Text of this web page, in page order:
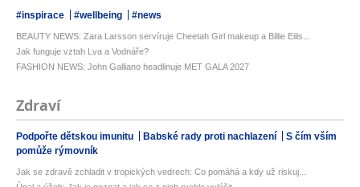
#inspirace #wellbeing #news
BEAUTY NEWS: Zara Larsson servíruje Cheetah Girl makeup a Billie Eilis...
Jak funguje vztah Lva a Vodnáře?
FASHION NEWS: John Galliano headlinuje MET GALA 2027
Zdraví
Podpořte dětskou imunitu Babské rady proti nachlazení
S čím vším
pomůže rýmovník
Jak se zdravě zchladit v tropických vedrech: Co pomáhá a kdy už riskuj...